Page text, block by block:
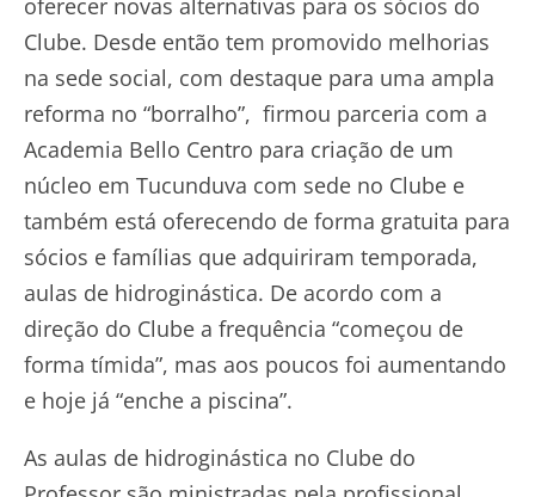
oferecer novas alternativas para os sócios do
Clube. Desde então tem promovido melhorias
na sede social, com destaque para uma ampla
reforma no “borralho”, firmou parceria com a
Academia Bello Centro para criação de um
núcleo em Tucunduva com sede no Clube e
também está oferecendo de forma gratuita para
sócios e famílias que adquiriram temporada,
aulas de hidroginástica. De acordo com a
direção do Clube a frequência “começou de
forma tímida”, mas aos poucos foi aumentando
e hoje já “enche a piscina”.
As aulas de hidroginástica no Clube do